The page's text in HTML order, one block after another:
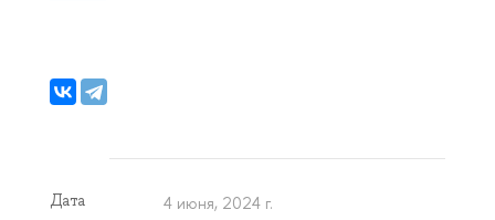
Дата 4 июня, 2024 г.